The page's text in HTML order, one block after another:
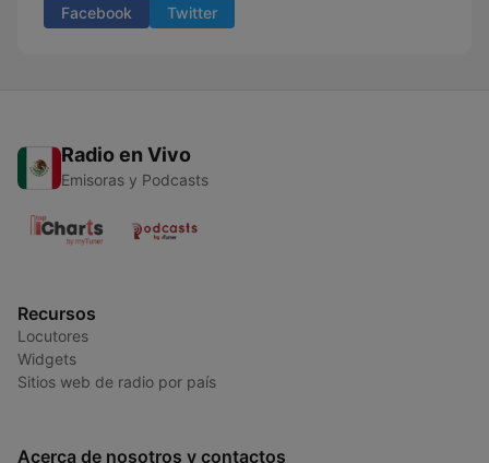
Facebook Twitter
Radio en Vivo
Emisoras y Podcasts
Recursos
Locutores
Widgets
Sitios web de radio por país
Acerca de nosotros y contactos